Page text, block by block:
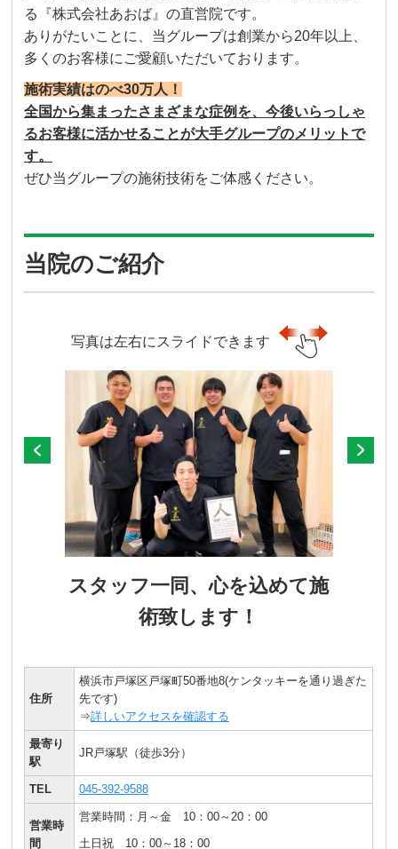
る『株式会社あおば』の直営院です。
ありがたいことに、当グループは創業から20年以上、
多くのお客様にご愛顧いただいております。
施術実績はのべ30万人！
全国から集まったさまざまな症例を、今後いらっしゃ
るお客様に活かせることが大手グループのメリットで
す。
ぜひ当グループの施術技術をご体感ください。
当院のご紹介
写真は左右にスライドできます
スタッフ一同、心を込めて施
術致します！
住所
横浜市戸塚区戸塚町50番地8(ケンタッキーを通り過ぎた
先です)
⇒詳しいアクセスを確認する
最寄り
駅
JR戸塚駅（徒歩3分）
TEL 045-392-9588
営業時
間
営業時間：月～金 10：00～20：00
土日祝 10：00～18：00